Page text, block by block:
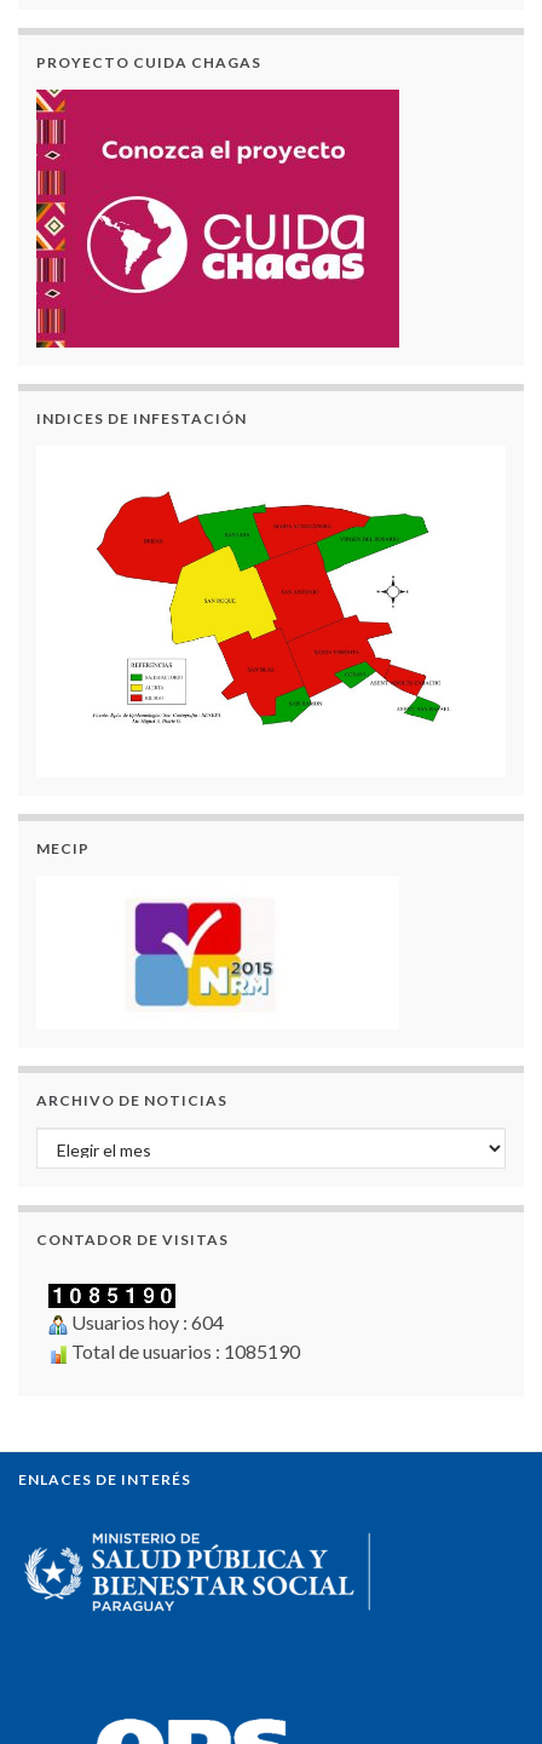
PROYECTO CUIDA CHAGAS
INDICES DE INFESTACIÓN
MECIP
ARCHIVO DE NOTICIAS
Archivo de Noticias
CONTADOR DE VISITAS
Usuarios hoy : 604
Total de usuarios : 1085190
ENLACES DE INTERÉS